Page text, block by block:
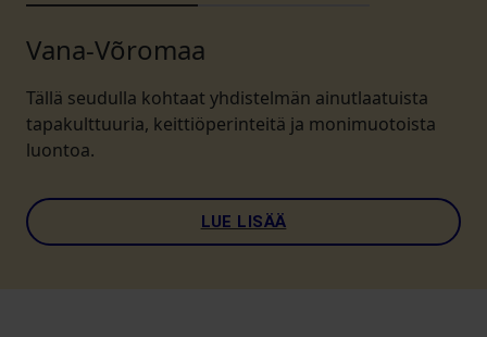
Vana-Võromaa
Tällä seudulla kohtaat yhdistelmän ainutlaatuista
tapakulttuuria, keittiöperinteitä ja monimuotoista
luontoa.
LUE LISÄÄ